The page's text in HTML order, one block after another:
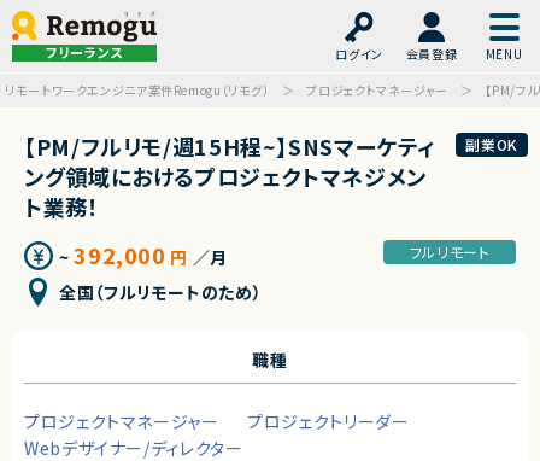
フリーランス ログイン
会員登録
リモートワークエンジニア案件Remogu（リモグ）
プロジェクトマネージャー 【PM/フ
【PM/フルリモ/週15H程~】SNSマーケティ
ング領域におけるプロジェクトマネジメン
ト業務！
~392,000 円 ／月
全国（フルリモートのため）
フルリモート
副業OK
職種
プロジェクトマネージャー
プロジェクトリーダー
Webデザイナー/ディレクター